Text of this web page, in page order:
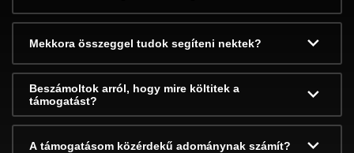
Mekkora összeggel tudok segíteni nektek?
Beszámoltok arról, hogy mire költitek a
támogatást?
A támogatásom közérdekű adománynak számít?